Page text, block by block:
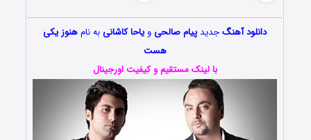
دانلود آهنگجدید پیام صالحیو یاحا کاشانیبه نامهنوز یکی
هست
با لینک مستقیم و کیفیت اورجینال